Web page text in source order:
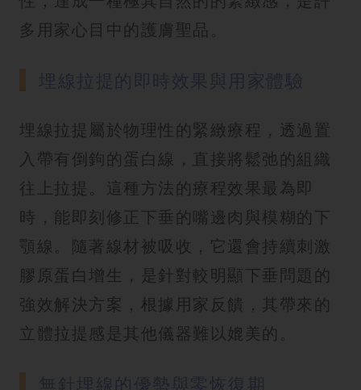
多用家心目中的護膚聖品。
埋線拉提屬於物理性的緊緻療程，透過置
入帶有倒鉤的蛋白線，直接將鬆弛的組織
往上拉提。這種方法的療程效果最為即
時，能即刻修正下垂的嘴邊肉與模糊的下
顎線。隨著線材被吸收，它還會持續刺激
膠原蛋白增生，是針對較明顯下垂問題的
強效解決方案，根據用家反饋，其帶來的
立體拉提感是其他儀器難以媲美的。